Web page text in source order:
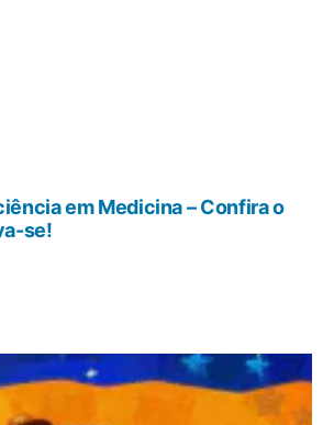
em Medicina – Confira o
se!